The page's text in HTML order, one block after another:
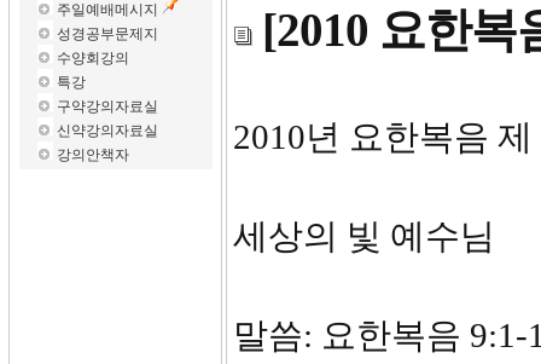
주일예배메시지
성경공부문제지
수양회강의
특강
구약강의자료실
신약강의자료실
강의안책자
[2010 요한복
2010년 요한복음 제
세상의 빛 예수님
말씀: 요한복음 9:1-